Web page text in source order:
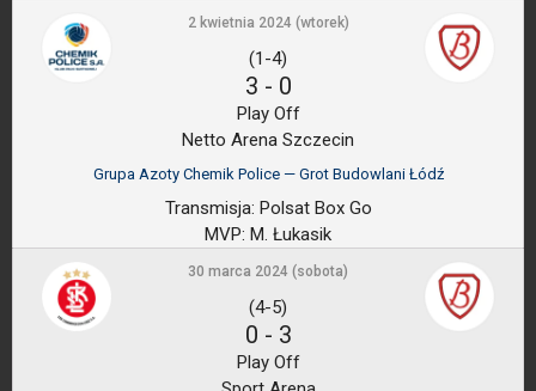
2 kwietnia 2024 (wtorek)
(1-4)
3 - 0
Play Off
Netto Arena Szczecin
Grupa Azoty Chemik Police — Grot Budowlani Łódź
Transmisja: Polsat Box Go
MVP: M. Łukasik
30 marca 2024 (sobota)
(4-5)
0 - 3
Play Off